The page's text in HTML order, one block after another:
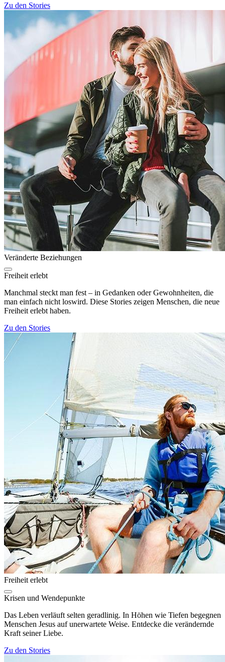
Zu den Stories
Veränderte Beziehungen
Freiheit erlebt
Manchmal steckt man fest – in Gedanken oder Gewohnheiten, die
man einfach nicht loswird. Diese Stories zeigen Menschen, die neue
Freiheit erlebt haben.
Zu den Stories
Freiheit erlebt
Krisen und Wendepunkte
Das Leben verläuft selten geradlinig. In Höhen wie Tiefen begegnen
Menschen Jesus auf unerwartete Weise. Entdecke die verändernde
Kraft seiner Liebe.
Zu den Stories